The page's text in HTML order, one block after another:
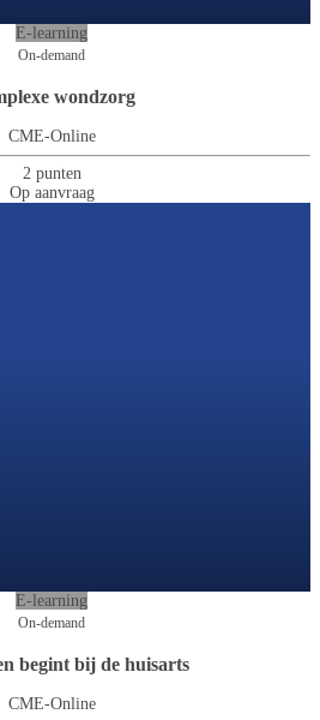
E-learning
On-demand
wondzorg
CME-Online
2 punten
Op aanvraag
E-learning
On-demand
begint bij de huisarts
CME-Online